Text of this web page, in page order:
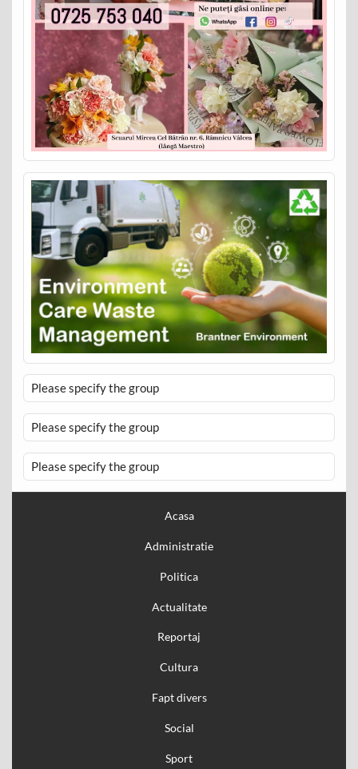
Please specify the group
Please specify the group
Please specify the group
Acasa
Administratie
Politica
Actualitate
Reportaj
Cultura
Fapt divers
Social
Sport